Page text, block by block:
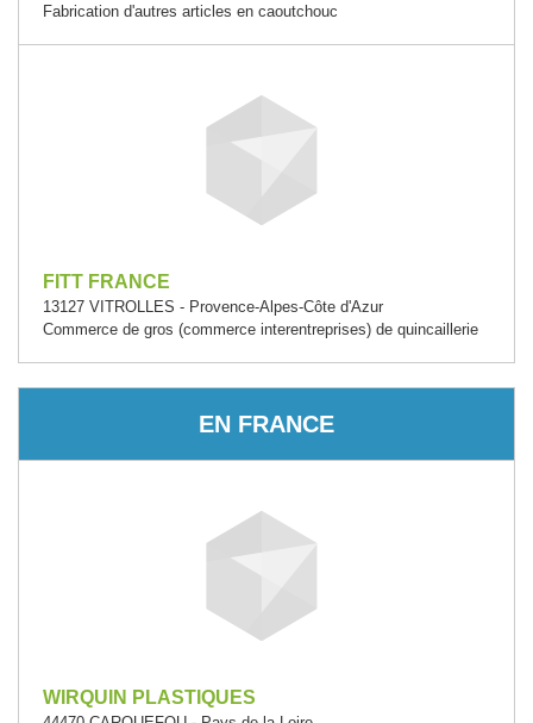
Fabrication d'autres articles en caoutchouc
FITT FRANCE
13127 VITROLLES - Provence-Alpes-Côte d'Azur
Commerce de gros (commerce interentreprises) de quincaillerie
EN FRANCE
WIRQUIN PLASTIQUES